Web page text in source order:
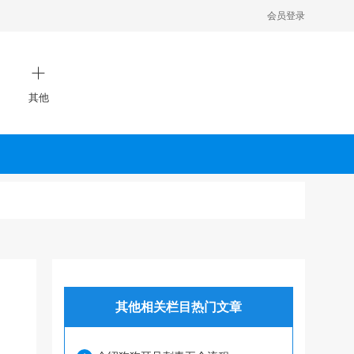
会员登录
其他
其他相关栏目热门文章